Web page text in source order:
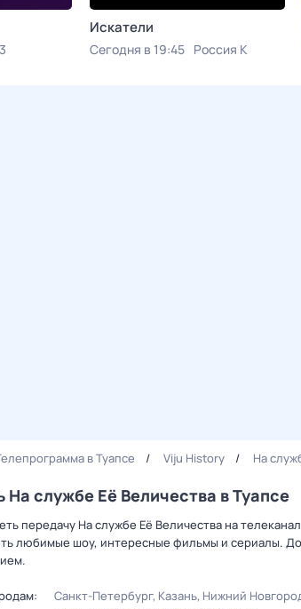
Искатели
Сегодня в 19:45 Россия К
в Туапсе Viju History На
На службе Её Величества в Туапсе
передачу На службе Её Величества на
любимые шоу, интересные фильмы и сериалы.
Санкт-Петербург Казань Нижний